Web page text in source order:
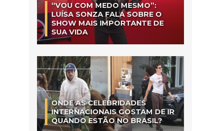
“VOU COM MEDO MESMO”:
LUÍSA SONZA FALA SOBRE O
SHOW MAIS IMPORTANTE DE
SUA VIDA
ONDE AS CELEBRIDADES
INTERNACIONAIS GOSTAM DE IR
QUANDO ESTÃO NO BRASIL?